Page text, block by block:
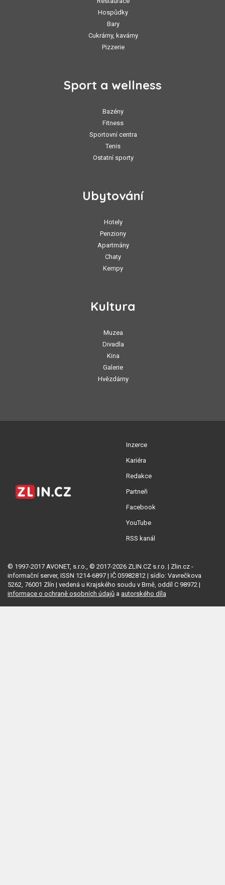
Hospůdky
Bary
Cukrárny, kavárny
Pizzerie
Sport a wellness
Bazény
Fitness
Sportovní centra
Tenis
Ostatní sporty
Ubytování
Hotely
Penziony
Apartmány
Chaty
Kempy
Kultura
Muzea
Divadla
Kina
Galerie
Hvězdárny
Inzerce
Kariéra
Redakce
Partneři
Facebook
YouTube
RSS kanál
© 1997-2017 AVONET, s.r.o., © 2017-2026 ZLIN.CZ s.r.o. | Zlin.cz -
informační server, ISSN 1214-6897 | IČ 05982812 | sídlo: Vavrečkova
5262, 76001 Zlín | vedená u Krajského soudu v Brně, oddíl C 98972 |
informace o ochraně osobních údajů a autorského díla